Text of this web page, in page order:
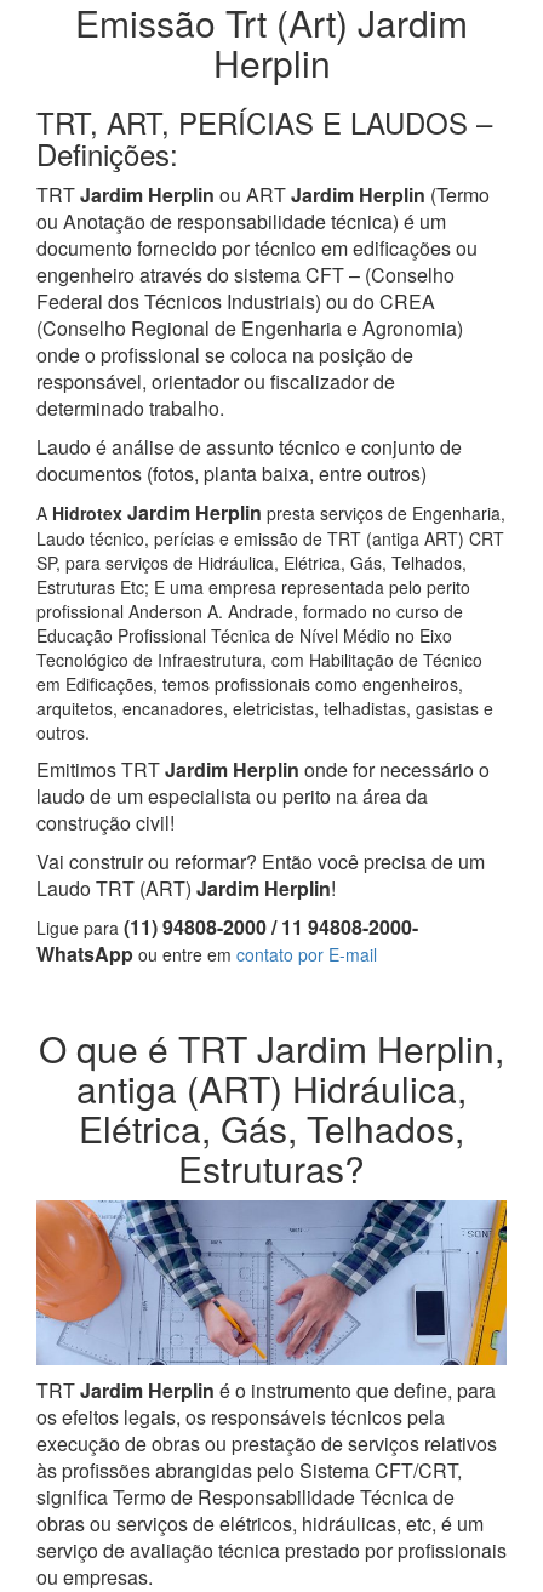
Emissão Trt (Art) Jardim
Herplin
TRT, ART, PERÍCIAS E LAUDOS –
Definições:
TRTJardim Herplin ou ARTJardim Herplin (Termo
ou Anotação de responsabilidade técnica) é um
documento fornecido por técnico em edificações ou
engenheiro através do sistema CFT – (Conselho
Federal dos Técnicos Industriais) ou do CREA
(Conselho Regional de Engenharia e Agronomia)
onde o profissional se coloca na posição de
responsável, orientador ou fiscalizador de
determinado trabalho.
Laudo é análise de assunto técnico e conjunto de
documentos (fotos, planta baixa, entre outros)
A Hidrotex Jardim Herplin presta serviços de Engenharia,
Laudo técnico, perícias e emissão de TRT (antiga ART) CRT
SP, para serviços de Hidráulica, Elétrica, Gás, Telhados,
Estruturas Etc; E uma empresa representada pelo perito
profissional Anderson A. Andrade, formado no curso de
Educação Profissional Técnica de Nível Médio no Eixo
Tecnológico de Infraestrutura, com Habilitação de Técnico
em Edificações, temos profissionais como engenheiros,
arquitetos, encanadores, eletricistas, telhadistas, gasistas e
outros.
Emitimos TRTJardim Herplin onde for necessário o
laudo de um especialista ou perito na área da
construção civil!
Vai construir ou reformar? Então você precisa de um
Laudo TRT (ART) Jardim Herplin!
Ligue para (11) 94808-2000 / 11 94808-2000-
WhatsApp ou entre em contato por E-mail
O que é TRT Jardim Herplin,
antiga (ART) Hidráulica,
Elétrica, Gás, Telhados,
Estruturas?
TRTJardim Herplin é o instrumento que define, para
os efeitos legais, os responsáveis técnicos pela
execução de obras ou prestação de serviços relativos
às profissões abrangidas pelo Sistema CFT/CRT,
significa Termo de Responsabilidade Técnica de
obras ou serviços de elétricos, hidráulicas, etc, é um
serviço de avaliação técnica prestado por profissionais
ou empresas.